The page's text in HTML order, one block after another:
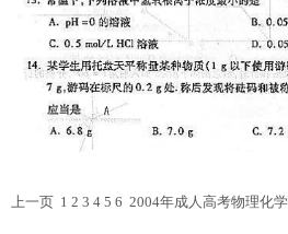
上一页 1 2 3 4 5 6 2004年成人高考物理化